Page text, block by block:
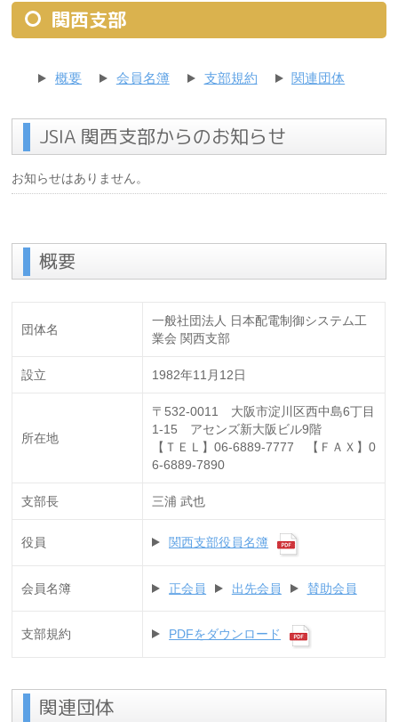
関西支部
概要 会員名簿 支部規約 関連団体
JSIA 関西支部からのお知らせ
お知らせはありません。
概要
団体名
一般社団法人 日本配電制御システム工
業会 関西支部
設立 1982年11月12日
所在地
〒532-0011 大阪市淀川区西中島6丁目
1-15 アセンズ新大阪ビル9階
【ＴＥＬ】06-6889-7777 【ＦＡＸ】0
6-6889-7890
支部長 三浦 武也
役員 関西支部役員名簿
会員名簿 正会員 出先会員 賛助会員
支部規約 PDFをダウンロード
関連団体